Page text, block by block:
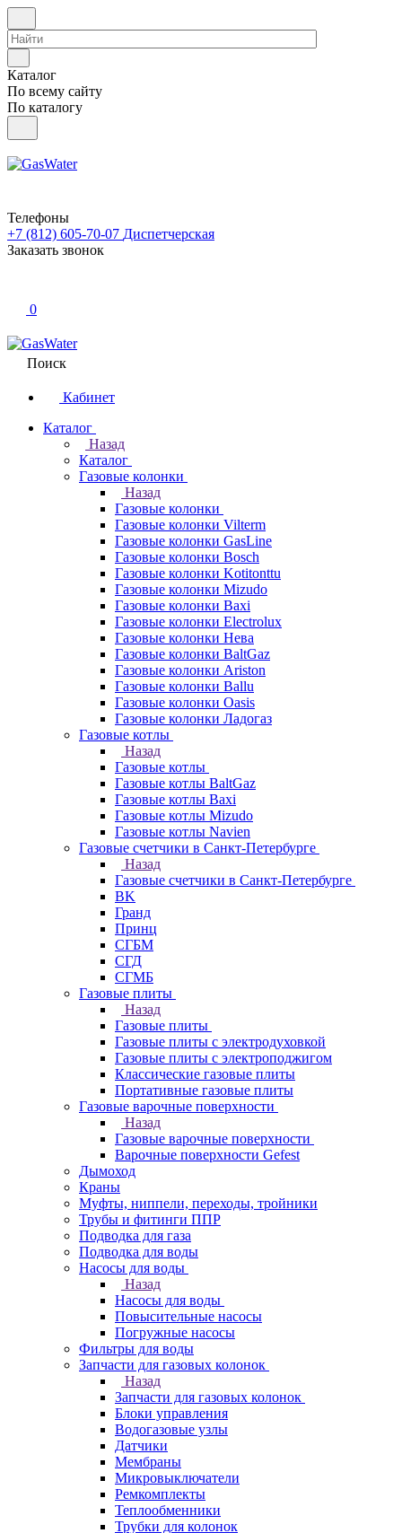
Каталог
По всему сайту
По каталогу
Телефоны
+7 (812) 605-70-07 Диспетчерская
Заказать звонок
0
Поиск
Кабинет
Каталог
Назад
Каталог
Газовые колонки
Назад
Газовые колонки
Газовые колонки Vilterm
Газовые колонки GasLine
Газовые колонки Bosch
Газовые колонки Kotitonttu
Газовые колонки Mizudo
Газовые колонки Baxi
Газовые колонки Electrolux
Газовые колонки Нева
Газовые колонки BaltGaz
Газовые колонки Ariston
Газовые колонки Ballu
Газовые колонки Oasis
Газовые колонки Ладогаз
Газовые котлы
Назад
Газовые котлы
Газовые котлы BaltGaz
Газовые котлы Baxi
Газовые котлы Mizudo
Газовые котлы Navien
Газовые счетчики в Санкт-Петербурге
Назад
Газовые счетчики в Санкт-Петербурге
BK
Гранд
Принц
СГБМ
СГД
СГМБ
Газовые плиты
Назад
Газовые плиты
Газовые плиты с электродуховкой
Газовые плиты с электроподжигом
Классические газовые плиты
Портативные газовые плиты
Газовые варочные поверхности
Назад
Газовые варочные поверхности
Варочные поверхности Gefest
Дымоход
Краны
Муфты, ниппели, переходы, тройники
Трубы и фитинги ППР
Подводка для газа
Подводка для воды
Насосы для воды
Назад
Насосы для воды
Повысительные насосы
Погружные насосы
Фильтры для воды
Запчасти для газовых колонок
Назад
Запчасти для газовых колонок
Блоки управления
Водогазовые узлы
Датчики
Мембраны
Микровыключатели
Ремкомплекты
Теплообменники
Трубки для колонок